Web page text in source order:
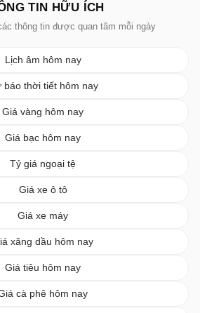
TIN HỮU ÍCH
thông tin được quan tâm mỗi ngày
Lịch âm hôm nay
báo thời tiết hôm nay
Giá vàng hôm nay
Giá bạc hôm nay
Tỷ giá ngoại tệ
Giá xe ô tô
Giá xe máy
xăng dầu hôm nay
Giá tiêu hôm nay
cà phê hôm nay